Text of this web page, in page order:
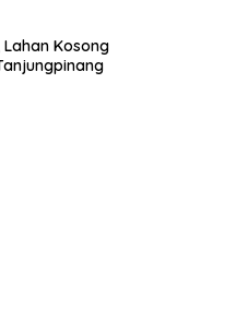
Kosong